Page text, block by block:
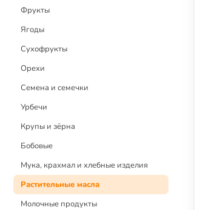
Закуски
Десерты и сладости
Выпечка
Заготовки
Постные блюда
Детское меню
Рецепты без глютена
Рецепты с блендером
Рецепты с дегидратором
Фрукты
Ягоды
Сухофрукты
Орехи
Семена и семечки
Урбечи
Крупы и зёрна
Бобовые
Мука, крахмал и хлебные изделия
Растительные масла
Молочные продукты